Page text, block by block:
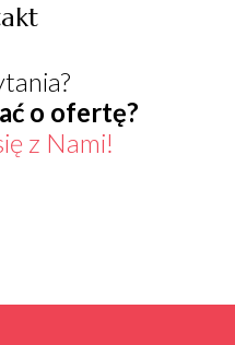
o ofertę?
z Nami!